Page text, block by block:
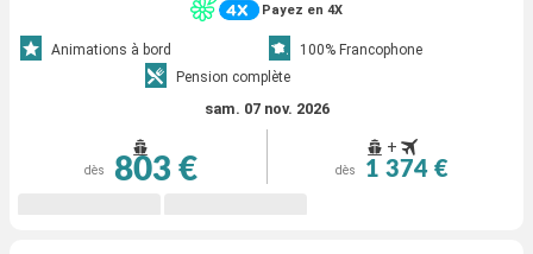
Payez en 4X
Animations à bord
100% Francophone
Pension complète
sam. 07 nov. 2026
dès 803 €
+
dès 1 374 €